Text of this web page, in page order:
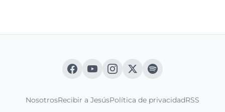
NosotrosRecibir a JesúsPolítica de privacidadRSS